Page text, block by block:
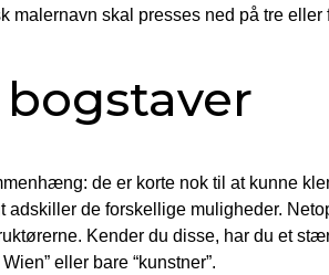
maler­navn skal presses ned på tre eller
bogstaver
de er korte nok til at kunne
adskiller de forskellige muligheder.
Kender du disse, har du et
eller bare “kunstner”.